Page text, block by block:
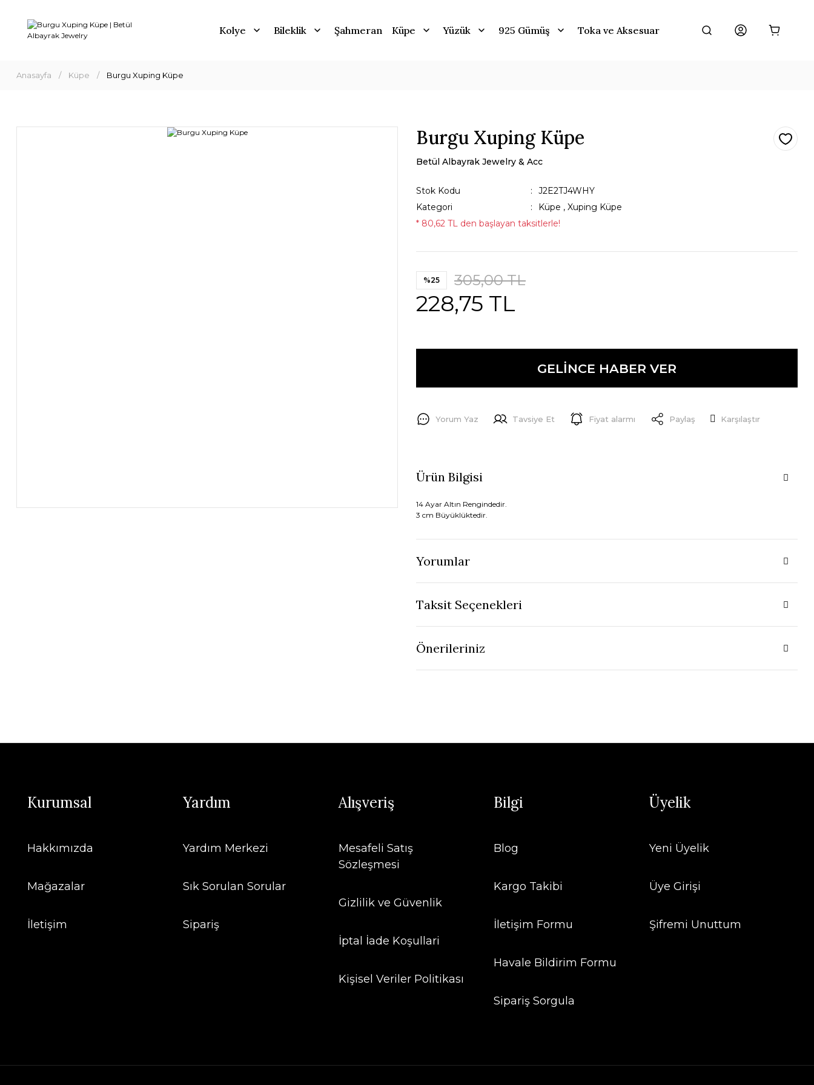
Kolye Bileklik Şahmeran Küpe Yüzük 925 Gümüş Toka ve Aksesuar
Anasayfa Küpe Burgu Xuping Küpe
Burgu Xuping Küpe
Betül Albayrak Jewelry & Acc
Stok Kodu
J2E2TJ4WHY
Kategori
Küpe , Xuping Küpe
* 80,62 TL den başlayan taksitlerle!
%25 305,00 TL
228,75 TL
GELİNCE HABER VER
Yorum Yaz Tavsiye Et Fiyat alarmı Paylaş Karşılaştır
Ürün Bilgisi
14 Ayar Altın Rengindedir.
3 cm Büyüklüktedir.
Yorumlar
Taksit Seçenekleri
Önerileriniz
Kurumsal
Hakkımızda
Mağazalar
İletişim
Yardım
Yardım Merkezi
Sık Sorulan Sorular
Sipariş
Alışveriş
Mesafeli Satış
Sözleşmesi
Gizlilik ve Güvenlik
İptal İade Koşullari
Kişisel Veriler Politikası
Bilgi
Blog
Kargo Takibi
İletişim Formu
Havale Bildirim Formu
Sipariş Sorgula
Üyelik
Yeni Üyelik
Üye Girişi
Şifremi Unuttum